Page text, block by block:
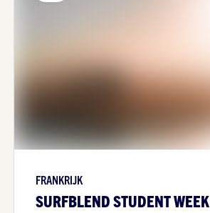
FRANKRIJK
SURFBLEND STUDENT WEEK